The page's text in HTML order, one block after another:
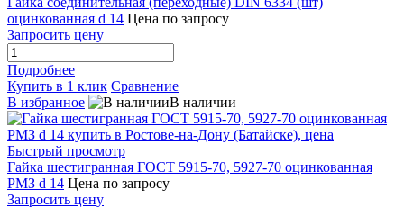
оцинкованная d 14 Цена по запросу
Запросить цену
Подробнее
Купить в 1 клик Сравнение
В избранное
В наличии
Быстрый просмотр
Гайка шестигранная ГОСТ 5915-70, 5927-70 оцинкованная
РМЗ d 14 Цена по запросу
Запросить цену